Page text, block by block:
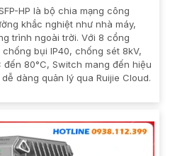
HP là bộ chia mạng công
khắc nghiệt như nhà máy,
trình ngoài trời. Với 8 cổng
bụi IP40, chống sét 8kV,
80°C, Switch mang đến hiệu
dàng quản lý qua Ruijie Cloud.